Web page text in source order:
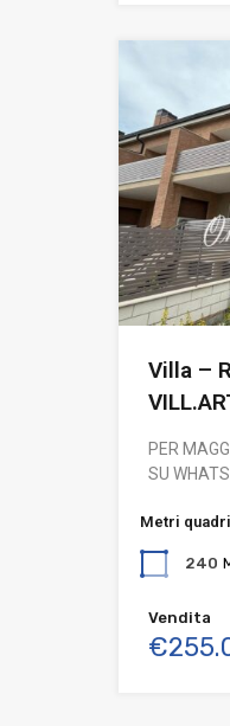
Villa –
PER
SU
Metri quadri
240
Vendita